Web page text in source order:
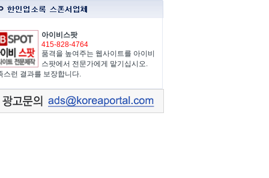
아이비스팟
415-828-4764
품격을 높여주는 웹사이트를 아이비
스팟에서 전문가에게 맡기십시오.
스런 결과를 보장합니다.